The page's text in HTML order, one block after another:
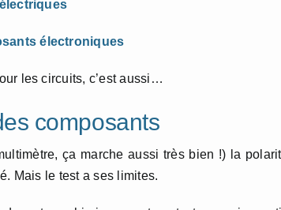
électroniques
les circuits, c’est aussi…
composants
ça marche aussi très bien !) la
Mais le test a ses limites.